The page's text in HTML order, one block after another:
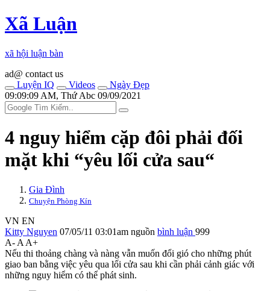
Xã Luận
xã hội luận bàn
ad@ contact us
Luyện IQ
Videos
Ngày Đẹp
09:09:09 AM, Thứ Abc 09/09/2021
4 nguy hiểm cặp đôi phải đối
mặt khi “yêu lối cửa sau“
Gia Đình
Chuyện Phòng Kín
VN EN
Kitty Nguyen 07/05/11 03:01am nguồn bình luận 999
A- A A+
Nếu thi thoảng chàng và nàng vẫn muốn đổi gió cho những phút
giao ban bằng việc yêu qua lối cửa sau khi cần phải cảnh giác với
những nguy hiểm có thể phát sinh.